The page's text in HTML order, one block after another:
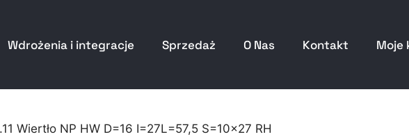
Wdrożenia i integracje Sprzedaż O Nas Kontakt Moje
Wiertło NP HW D=16 I=27L=57,5 S=10×27 RH